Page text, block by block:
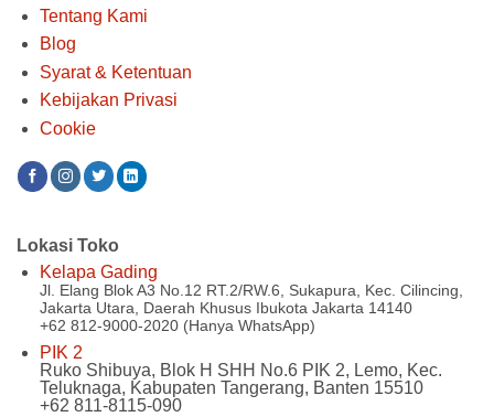
Tentang Kami
Blog
Syarat & Ketentuan
Kebijakan Privasi
Cookie
Lokasi Toko
Kelapa Gading
Jl. Elang Blok A3 No.12 RT.2/RW.6, Sukapura, Kec. Cilincing,
Jakarta Utara, Daerah Khusus Ibukota Jakarta 14140
+62 812-9000-2020 (Hanya WhatsApp)
PIK 2
Ruko Shibuya, Blok H SHH No.6 PIK 2, Lemo, Kec.
Teluknaga, Kabupaten Tangerang, Banten 15510
+62 811-8115-090